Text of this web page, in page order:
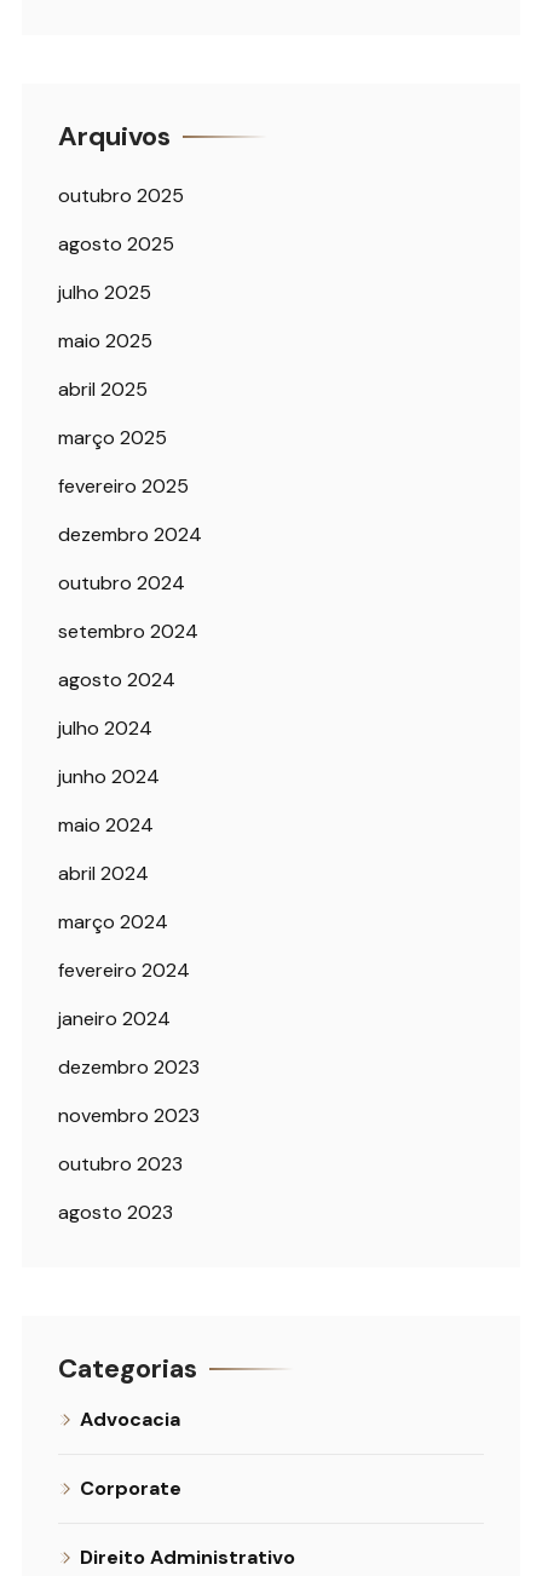
Arquivos
outubro 2025
agosto 2025
julho 2025
maio 2025
abril 2025
março 2025
fevereiro 2025
dezembro 2024
outubro 2024
setembro 2024
agosto 2024
julho 2024
junho 2024
maio 2024
abril 2024
março 2024
fevereiro 2024
janeiro 2024
dezembro 2023
novembro 2023
outubro 2023
agosto 2023
Categorias
Advocacia
Corporate
Direito Administrativo